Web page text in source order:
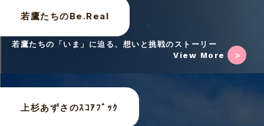
若鷹たちのBe.Real
若鷹たちの「いま」に迫る、想いと挑戦のストーリー
View More
上杉あずさのｽｺｱﾌﾞｯｸ